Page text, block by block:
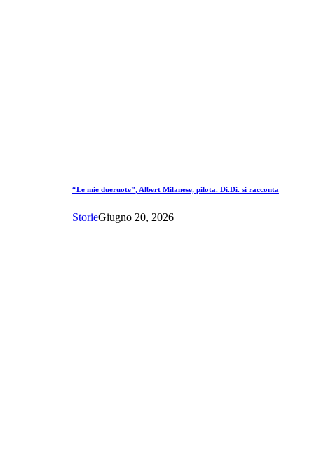
“Le mie dueruote”, Albert Milanese, pilota. Di.Di. si racconta
StorieGiugno 20, 2026